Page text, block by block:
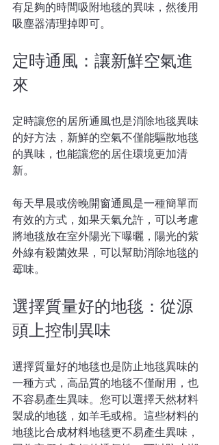
有足夠的時間吸附地毯的異味，然後用
吸塵器清理掉即可。
定時通風：讓新鮮空氣進
來
定時讓您的居所通風也是消除地毯異味
的好方法，新鮮的空氣不僅能驅散地毯
的異味，也能讓您的居住環境更加清
新。
每天早晨或傍晚開窗通風是一種簡單而
有效的方式，如果天氣允許，可以考慮
將地毯放在室外陽光下曝曬，陽光的紫
外線有殺菌效果，可以幫助消除地毯的
霉味。
選擇質量好的地毯：從源
頭上控制異味
選擇質量好的地毯也是防止地毯異味的
一種方式，高品質的地毯不僅耐用，也
不容易產生異味。您可以選擇天然材料
製成的地毯，如羊毛或棉。這些材料的
地毯比合成材料地毯更不易產生異味，